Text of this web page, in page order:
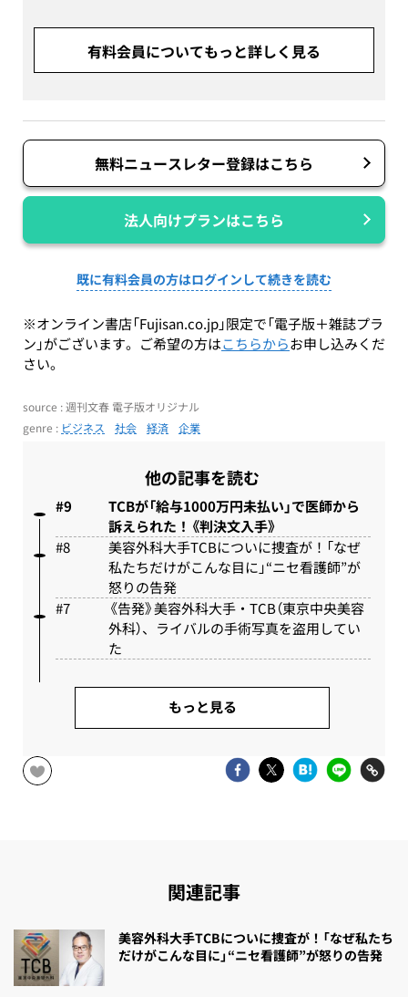
有料会員についてもっと詳しく見る
無料ニュースレター登録はこちら
法人向けプランはこちら
既に有料会員の方はログインして続きを読む
※オンライン書店「Fujisan.co.jp」限定で「電子版＋雑誌プラ
ン」がございます。ご希望の方はこちらからお申し込みくだ
さい。
source : 週刊文春 電子版オリジナル
genre : ビジネス 社会 経済 企業
他の記事を読む
TCBが「給与1000万円未払い」で医師から
訴えられた！《判決文入手》
美容外科大手TCBについに捜査が！「なぜ
私たちだけがこんな目に」“ニセ看護師”が
怒りの告発
《告発》美容外科大手・TCB（東京中央美容
外科）、ライバルの手術写真を盗用してい
た
もっと見る
関連記事
美容外科大手TCBについに捜査が！「なぜ私たち
だけがこんな目に」“ニセ看護師”が怒りの告発